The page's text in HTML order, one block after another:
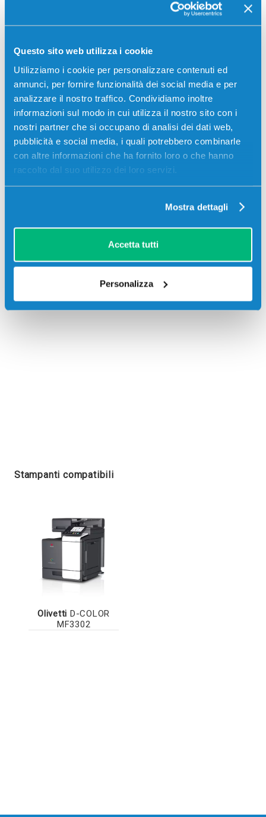
Questo sito web utilizza i cookie
Utilizziamo i cookie per personalizzare contenuti ed
annunci, per fornire funzionalità dei social media e per
analizzare il nostro traffico. Condividiamo inoltre
informazioni sul modo in cui utilizza il nostro sito con i
nostri partner che si occupano di analisi dei dati web,
pubblicità e social media, i quali potrebbero combinarle
con altre informazioni che ha fornito loro o che hanno
raccolto dal suo utilizzo dei loro servizi.
Mostra dettagli
Accetta tutti
Personalizza
Descrizione
Toner originale Olivetti B1355 GIALLO 9000 pagine
per Stampanti: Olivetti D-COLOR MF3302
Stampanti compatibili
Olivetti D-COLOR
MF3302